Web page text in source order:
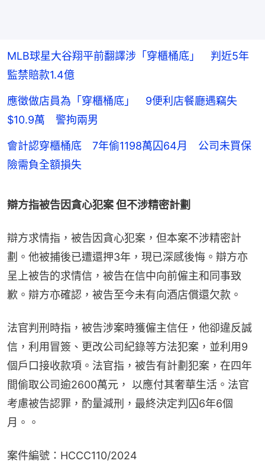
MLB球星大谷翔平前翻譯涉「穿櫃桶底」 判近5年
監禁賠款1.4億
應徵做店員為「穿櫃桶底」 9便利店餐廳遇竊失
$10.9萬 警拘兩男
會計認穿櫃桶底 7年偷1198萬囚64月 公司未買保
險需負全額損失
辯方指被告因貪心犯案 但不涉精密計劃
辯方求情指，被告因貪心犯案，但本案不涉精密計
劃。他被捕後已遭還押3年，現已深感後悔。辯方亦
呈上被告的求情信，被告在信中向前僱主和同事致
歉。辯方亦確認，被告至今未有向酒店償還欠款。
法官判刑時指，被告涉案時獲僱主信任，他卻違反誠
信，利用冒簽、更改公司紀錄等方法犯案，並利用9
個戶口接收款項。法官指，被告有計劃犯案，在四年
間偷取公司逾2600萬元， 以應付其奢華生活。法官
考慮被告認罪，酌量減刑，最終決定判囚6年6個
月。。
案件編號：HCCC110/2024